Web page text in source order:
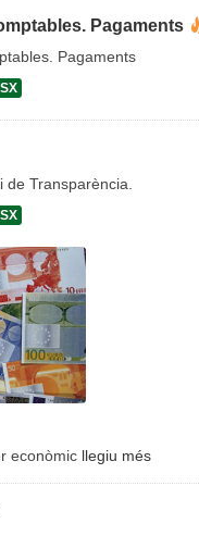
Pagaments
Pagaments
de Transparència.
econòmic llegiu més